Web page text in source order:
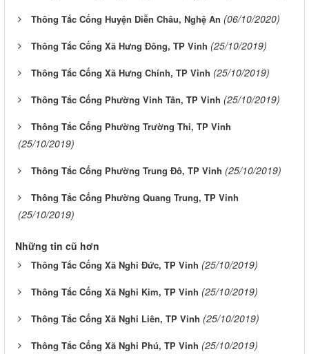
Thông Tắc Cống Huyện Diễn Châu, Nghệ An (06/10/2020)
Thông Tắc Cống Xã Hưng Đông, TP Vinh (25/10/2019)
Thông Tắc Cống Xã Hưng Chính, TP Vinh (25/10/2019)
Thông Tắc Cống Phường Vinh Tân, TP Vinh (25/10/2019)
Thông Tắc Cống Phường Trường Thi, TP Vinh
(25/10/2019)
Thông Tắc Cống Phường Trung Đô, TP Vinh (25/10/2019)
Thông Tắc Cống Phường Quang Trung, TP Vinh
(25/10/2019)
Những tin cũ hơn
Thông Tắc Cống Xã Nghi Đức, TP Vinh (25/10/2019)
Thông Tắc Cống Xã Nghi Kim, TP Vinh (25/10/2019)
Thông Tắc Cống Xã Nghi Liên, TP Vinh (25/10/2019)
Thông Tắc Cống Xã Nghi Phú, TP Vinh (25/10/2019)